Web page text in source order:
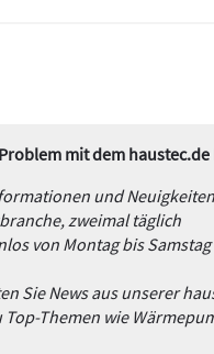
mit dem
und
zweimal täglich
von Montag bis
Sie News aus unserer
Top-Themen wie